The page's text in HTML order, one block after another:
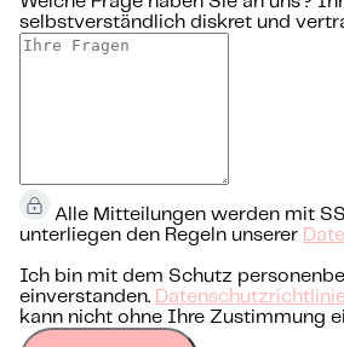
selbstverständlich diskret und
Alle Mitteilungen werden mit
unterliegen den Regeln unserer
Ich bin mit dem Schutz
einverstanden.
kann nicht ohne Ihre Zustimmung